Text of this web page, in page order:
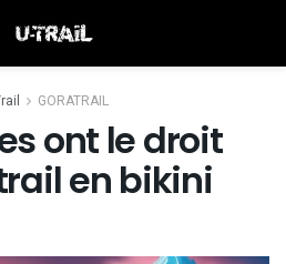
GORATRAIL
ont le droit
en bikini